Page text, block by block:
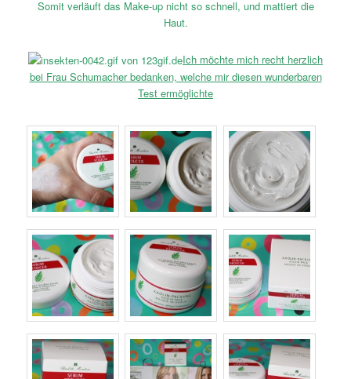
Somit verläuft das Make-up nicht so schnell, und mattiert die
Haut.
Ich möchte mich recht herzlich
bei Frau Schumacher bedanken, welche mir diesen wunderbaren
Test ermöglichte